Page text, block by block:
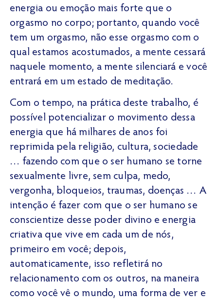
energia ou emoção mais forte que o
orgasmo no corpo; portanto, quando você
tem um orgasmo, não esse orgasmo com o
qual estamos acostumados, a mente cessará
naquele momento, a mente silenciará e você
entrará em um estado de meditação.
Com o tempo, na prática deste trabalho, é
possível potencializar o movimento dessa
energia que há milhares de anos foi
reprimida pela religião, cultura, sociedade
… fazendo com que o ser humano se torne
sexualmente livre, sem culpa, medo,
vergonha, bloqueios, traumas, doenças … A
intenção é fazer com que o ser humano se
conscientize desse poder divino e energia
criativa que vive em cada um de nós,
primeiro em você; depois,
automaticamente, isso refletirá no
relacionamento com os outros, na maneira
como você vê o mundo, uma forma de ver e